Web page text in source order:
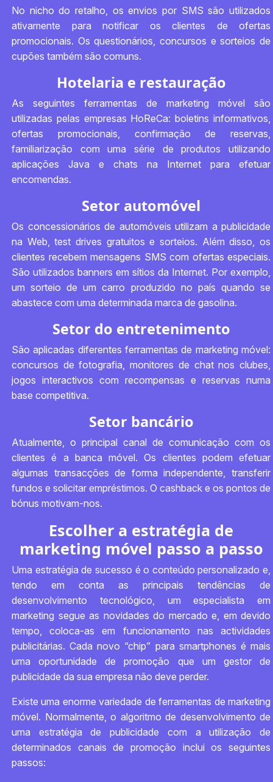
No nicho do retalho, os envios por SMS são utilizados
ativamente para notificar os clientes de ofertas
promocionais. Os questionários, concursos e sorteios de
cupões também são comuns.
Hotelaria e restauração
As seguintes ferramentas de marketing móvel são
utilizadas pelas empresas HoReCa: boletins informativos,
ofertas promocionais, confirmação de reservas,
familiarização com uma série de produtos utilizando
aplicações Java e chats na Internet para efetuar
encomendas.
Setor automóvel
Os concessionários de automóveis utilizam a publicidade
na Web, test drives gratuitos e sorteios. Além disso, os
clientes recebem mensagens SMS com ofertas especiais.
São utilizados banners em sítios da Internet. Por exemplo,
um sorteio de um carro produzido no país quando se
abastece com uma determinada marca de gasolina.
Setor do entretenimento
São aplicadas diferentes ferramentas de marketing móvel:
concursos de fotografia, monitores de chat nos clubes,
jogos interactivos com recompensas e reservas numa
base competitiva.
Setor bancário
Atualmente, o principal canal de comunicação com os
clientes é a banca móvel. Os clientes podem efetuar
algumas transacções de forma independente, transferir
fundos e solicitar empréstimos. O cashback e os pontos de
bónus motivam-nos.
Escolher a estratégia de
marketing móvel passo a passo
Uma estratégia de sucesso é o conteúdo personalizado e,
tendo em conta as principais tendências de
desenvolvimento tecnológico, um especialista em
marketing segue as novidades do mercado e, em devido
tempo, coloca-as em funcionamento nas actividades
publicitárias. Cada novo “chip” para smartphones é mais
uma oportunidade de promoção que um gestor de
publicidade da sua empresa não deve perder.
Existe uma enorme variedade de ferramentas de marketing
móvel. Normalmente, o algoritmo de desenvolvimento de
uma estratégia de publicidade com a utilização de
determinados canais de promoção inclui os seguintes
passos: